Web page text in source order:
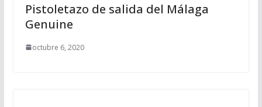
Pistoletazo de salida del Málaga
Genuine
octubre 6, 2020